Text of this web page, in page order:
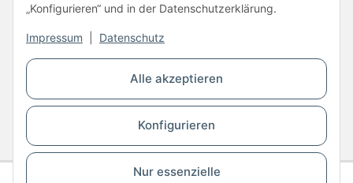
Alle akzeptieren
Konfigurieren
Nur essenzielle
„Konfigurieren“ und in der Datenschutzerklärung.
Impressum Datenschutz
Vertrag widerrufen
* Alle Preise inkl. gesetzlicher USt., zzgl.Versand
© Copyright © 2026 www.kartons24.de
BB-Verpackungen GmbH
- Brendelweg 167, 27755 Delmenhorst - Telefon:
+49 (0)4221 42165 30